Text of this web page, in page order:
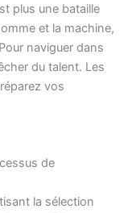
plus une bataille
et la machine,
naviguer dans
du talent. Les
vos
de
la sélection